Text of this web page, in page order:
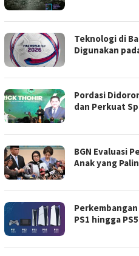
Teknologi di
Digunakan
Pordasi
dan Perkuat
BGN Evaluasi
Anak yang
PS1 hingga PS5